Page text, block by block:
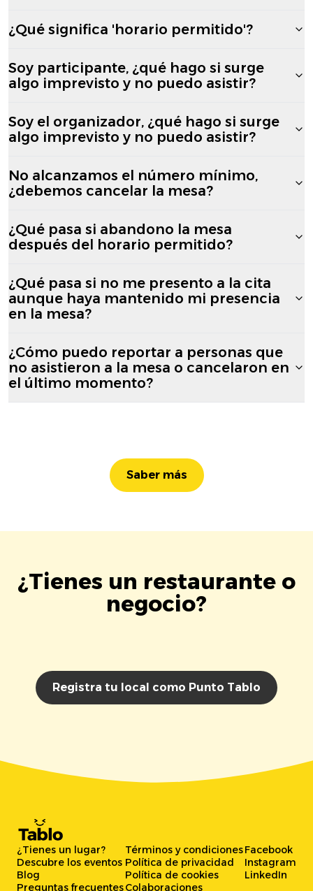
¿Qué significa 'horario permitido'?
Soy participante, ¿qué hago si surge
algo imprevisto y no puedo asistir?
Soy el organizador, ¿qué hago si surge
algo imprevisto y no puedo asistir?
No alcanzamos el número mínimo,
¿debemos cancelar la mesa?
¿Qué pasa si abandono la mesa
después del horario permitido?
¿Qué pasa si no me presento a la cita
aunque haya mantenido mi presencia
en la mesa?
¿Cómo puedo reportar a personas que
no asistieron a la mesa o cancelaron en
el último momento?
Saber más
¿Tienes un restaurante o
negocio?
Registra tu local como Punto Tablo
¿Tienes un lugar?
Descubre los eventos
Blog
Preguntas frecuentes
Términos y condiciones
Política de privacidad
Política de cookies
Colaboraciones
Facebook
Instagram
LinkedIn